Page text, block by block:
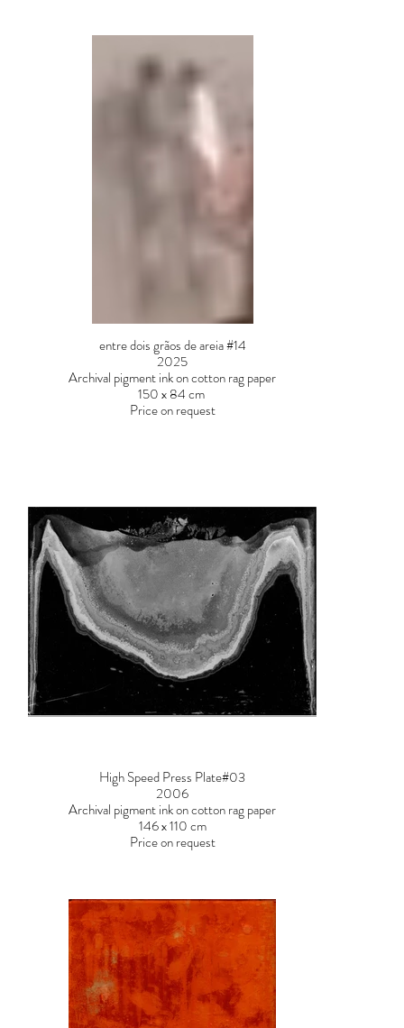
entre dois grãos de areia #14
2025
Archival pigment ink on cotton rag paper
150 x 84 cm
Price on request
High Speed Press Plate#03
2006
Archival pigment ink on cotton rag paper
146 x 110 cm
Price on request